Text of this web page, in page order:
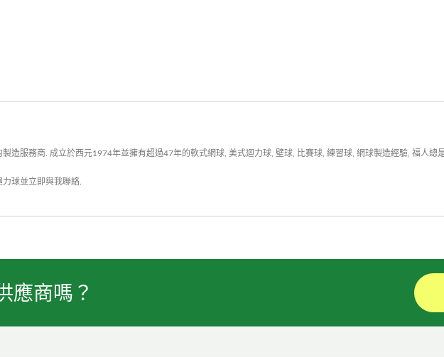
造服務商. 成立於西元1974年並擁有超過47年的軟式網球, 美式迴力球, 壁球, 比賽球, 練習球, 網球製造經驗, 福人總
力球並立即與我聯絡
應商嗎？